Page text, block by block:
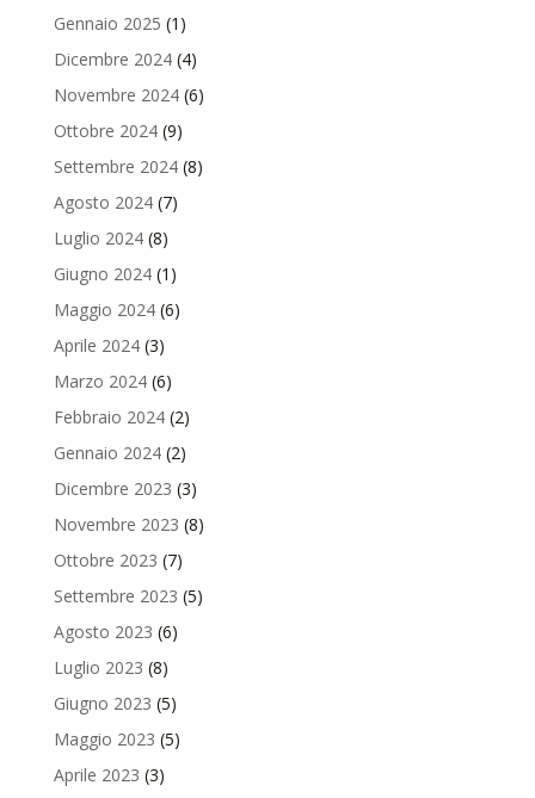
Gennaio 2025 (1)
Dicembre 2024(4)
Novembre 2024(6)
Ottobre 2024(9)
Settembre 2024(8)
Agosto 2024(7)
Luglio 2024(8)
Giugno 2024(1)
Maggio 2024(6)
Aprile 2024(3)
Marzo 2024(6)
Febbraio 2024(2)
Gennaio 2024(2)
Dicembre 2023 (3)
Novembre 2023 (8)
Ottobre 2023 (7)
Settembre 2023 (5)
Agosto 2023 (6)
Luglio 2023 (8)
Giugno 2023 (5)
Maggio 2023 (5)
Aprile 2023 (3)